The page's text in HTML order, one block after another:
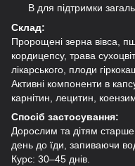
B для підтримки
Склад:
Пророщені зерна вівса,
кордицепсу, трава
лікарського, плоди
Активні компоненти в
карнітин, лецитин,
Спосіб застосування:
Дорослим та дітям
день до їди, запиваючи
Курс: 30–45 днів.